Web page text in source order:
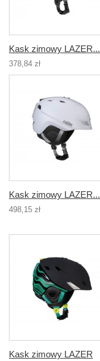
Kask zimowy LAZER...
378,84 zł
Kask zimowy LAZER...
498,15 zł
Kask zimowy LAZER